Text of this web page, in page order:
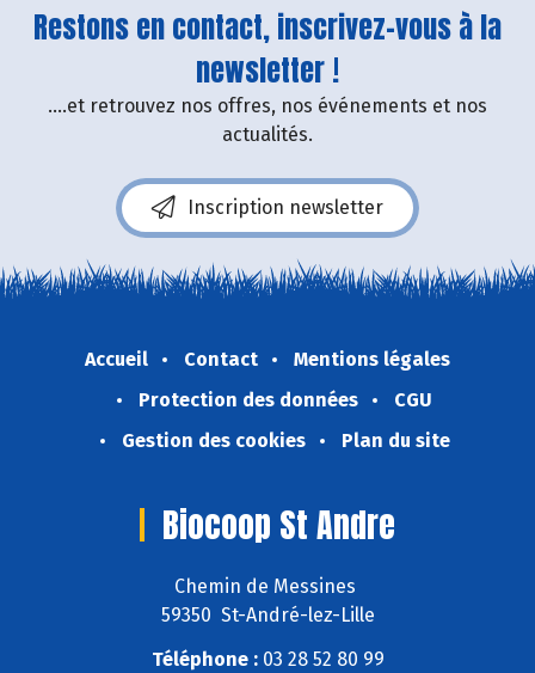
Restons en contact, inscrivez-vous à la
newsletter !
....et retrouvez nos offres, nos événements et nos
actualités.
Inscription newsletter
Accueil Contact
Mentions légales
Protection des données
CGU
Gestion des cookies
Plan du site
Biocoop St Andre
Chemin de Messines
59350 St-André-lez-Lille
Téléphone :03 28 52 80 99